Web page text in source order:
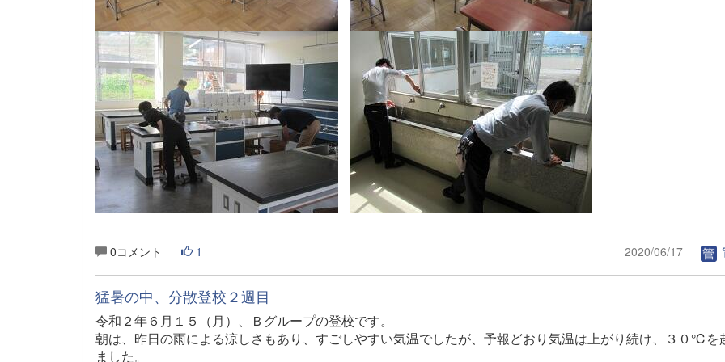
0コメント 1 2020/06/17
猛暑の中、分散登校２週目
令和２年６月１５（月）、Ｂグループの登校です。
朝は、昨日の雨による涼しさもあり、すごしやすい気温でしたが、予報どおり気温は上がり続け、３０℃を
ました。